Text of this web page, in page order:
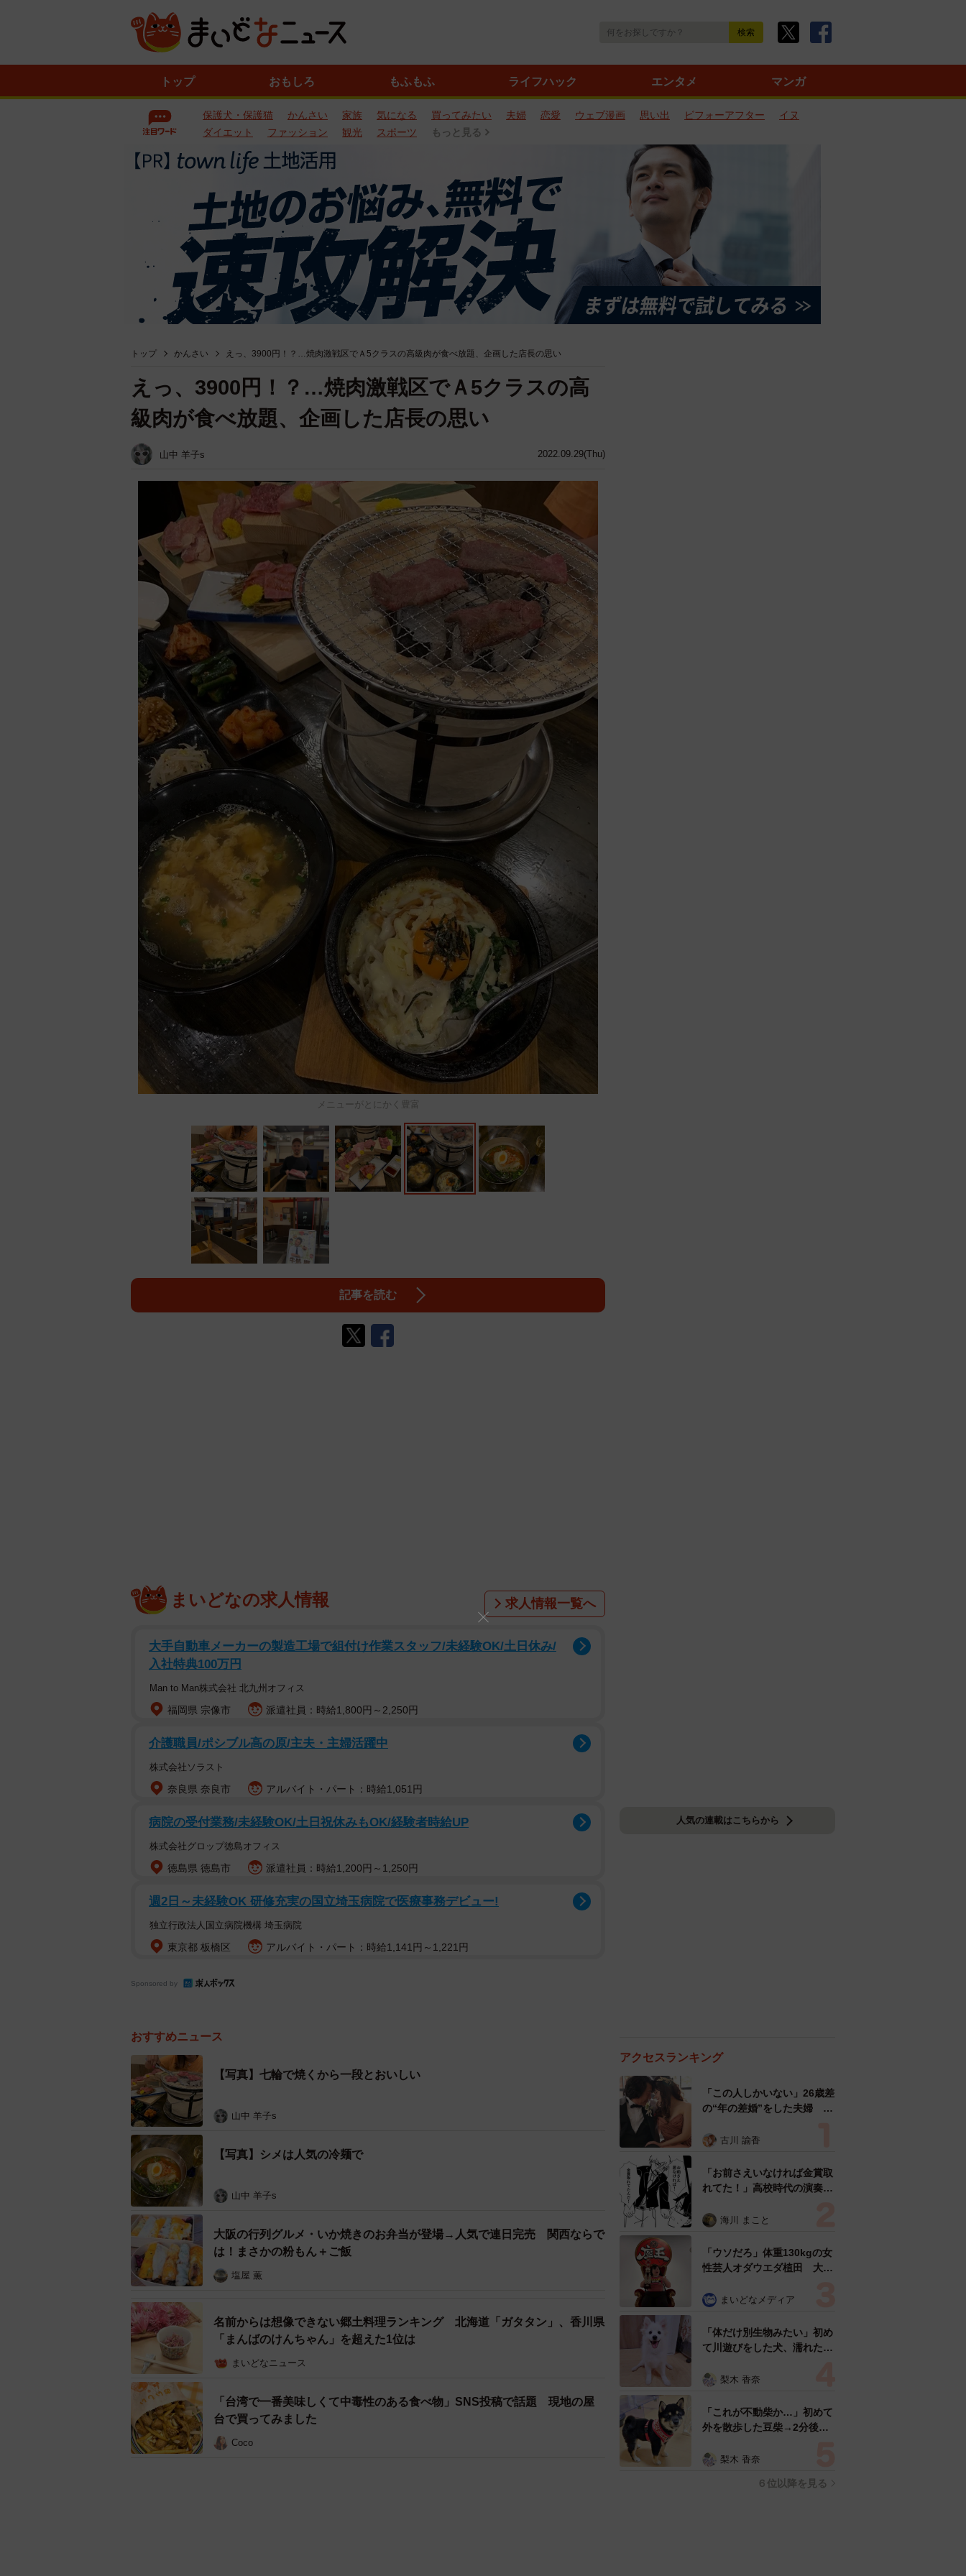
トップ おもしろ もふもふ ライフハック エンタメ マンガ
保護犬・保護猫 かんさい 家族 気になる 買ってみたい 夫婦 恋愛 ウェブ漫画 思い出 ビフォーアフター
イヌ
ダイエット
ファッション 観光 スポーツ もっと見る
トップ かんさい えっ、3900円！？…焼肉激戦区でＡ5クラスの高級肉が食べ放題、企画した店長の思い
2022.09.29(Thu)
えっ、3900円！？…焼肉激戦区でＡ5クラスの高
級肉が食べ放題、企画した店長の思い
山中 羊子s
メニューがとにかく豊富
記事を読む
まいどなの求人情報 求人情報一覧へ
大手自動車メーカーの製造工場で組付け作業スタッフ/未経験OK/土日休み/
入社特典100万円
Man to Man株式会社 北九州オフィス
福岡県 宗像市 派遣社員：時給1,800円～2,250円
介護職員/ポシブル高の原/主夫・主婦活躍中
株式会社ソラスト
奈良県 奈良市 アルバイト・パート：時給1,051円
病院の受付業務/未経験OK/土日祝休みもOK/経験者時給UP
株式会社グロップ徳島オフィス
徳島県 徳島市 派遣社員：時給1,200円～1,250円
週2日～未経験OK 研修充実の国立埼玉病院で医療事務デビュー!
独立行政法人国立病院機構 埼玉病院
東京都 板橋区 アルバイト・パート：時給1,141円～1,221円
Sponsored by
おすすめニュース
【写真】七輪で焼くから一段とおいしい
山中 羊子s
【写真】シメは人気の冷麺で
山中 羊子s
大阪の行列グルメ・いか焼きのお弁当が登場→人気で連日完売 関西ならで
は！まさかの粉もん＋ご飯
塩屋 薫
名前からは想像できない郷土料理ランキング 北海道「ガタタン」、香川県
「まんばのけんちゃん」を超えた1位は
まいどなニュース
「台湾で一番美味しくて中毒性のある食べ物」SNS投稿で話題 現地の屋
台で買ってみました
Coco
人気の連載はこちらから
アクセスランキング
「この人しかいない」26歳差
の“年の差婚”をした夫婦 出
た？ 今の思いを聞いた
古川 諭香
「お前さえいなければ金賞取
れてた！」高校時代の演奏会
生は楽器修理職人に 10年後
ぬ申し出【漫画】
海川 まこと
「ウソだろ」体重130kgの女
性芸人オダウエダ植田 大学
で」 まいどなメディア
「体だけ別生物みたい」初め
て川遊びをした犬、濡れた直
だ！」「河童だ」「毛刈りさ
梨木 香奈
「これが不動柴か…」初めて
外を散歩した豆柴→2分後、
ぎる」「ぬいぐるみみたい」
梨木 香奈
６位以降を見る